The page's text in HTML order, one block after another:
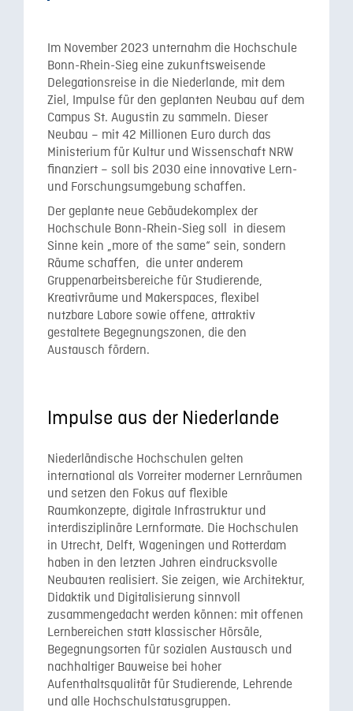
Im November 2023 unternahm die Hochschule
Bonn-Rhein-Sieg eine zukunftsweisende
Delegationsreise in die Niederlande, mit dem
Ziel, Impulse für den geplanten Neubau auf dem
Campus St. Augustin zu sammeln. Dieser
Neubau – mit 42 Millionen Euro durch das
Ministerium für Kultur und Wissenschaft NRW
finanziert – soll bis 2030 eine innovative Lern-
und Forschungsumgebung schaffen.
Der geplante neue Gebäudekomplex der
Hochschule Bonn-Rhein-Sieg soll in diesem
Sinne kein „more of the same“ sein, sondern
Räume schaffen, die unter anderem
Gruppenarbeitsbereiche für Studierende,
Kreativräume und Makerspaces, flexibel
nutzbare Labore sowie offene, attraktiv
gestaltete Begegnungszonen, die den
Austausch fördern.
Impulse aus der Niederlande
Niederländische Hochschulen gelten
international als Vorreiter moderner Lernräumen
und setzen den Fokus auf flexible
Raumkonzepte, digitale Infrastruktur und
interdisziplinäre Lernformate. Die Hochschulen
in Utrecht, Delft, Wageningen und Rotterdam
haben in den letzten Jahren eindrucksvolle
Neubauten realisiert. Sie zeigen, wie Architektur,
Didaktik und Digitalisierung sinnvoll
zusammengedacht werden können: mit offenen
Lernbereichen statt klassischer Hörsäle,
Begegnungsorten für sozialen Austausch und
nachhaltiger Bauweise bei hoher
Aufenthaltsqualität für Studierende, Lehrende
und alle Hochschulstatusgruppen.